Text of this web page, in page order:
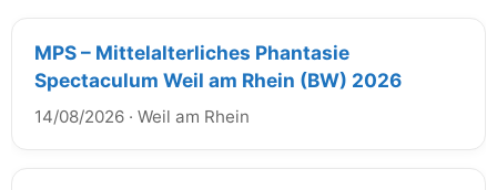
MPS – Mittelalterliches Phantasie
Spectaculum Weil am Rhein (BW) 2026
14/08/2026 · Weil am Rhein